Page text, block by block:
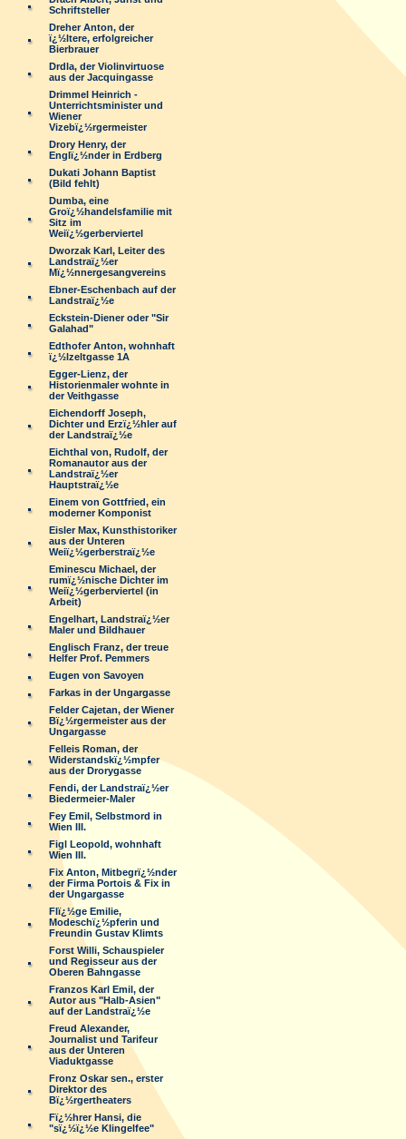
Schriftsteller
Dreher Anton, der
ï¿½ltere, erfolgreicher
Bierbrauer
Drdla, der Violinvirtuose
aus der Jacquingasse
Drimmel Heinrich -
Unterrichtsminister und
Wiener
Vizebï¿½rgermeister
Drory Henry, der
Englï¿½nder in Erdberg
Dukati Johann Baptist
(Bild fehlt)
Dumba, eine
Groï¿½handelsfamilie mit
Sitz im
Weiï¿½gerberviertel
Dworzak Karl, Leiter des
Landstraï¿½er
Mï¿½nnergesangvereins
Ebner-Eschenbach auf der
Landstraï¿½e
Eckstein-Diener oder "Sir
Galahad"
Edthofer Anton, wohnhaft
ï¿½lzeltgasse 1A
Egger-Lienz, der
Historienmaler wohnte in
der Veithgasse
Eichendorff Joseph,
Dichter und Erzï¿½hler auf
der Landstraï¿½e
Eichthal von, Rudolf, der
Romanautor aus der
Landstraï¿½er
Hauptstraï¿½e
Einem von Gottfried, ein
moderner Komponist
Eisler Max, Kunsthistoriker
aus der Unteren
Weiï¿½gerberstraï¿½e
Eminescu Michael, der
rumï¿½nische Dichter im
Weiï¿½gerberviertel (in
Arbeit)
Engelhart, Landstraï¿½er
Maler und Bildhauer
Englisch Franz, der treue
Helfer Prof. Pemmers
Eugen von Savoyen
Farkas in der Ungargasse
Felder Cajetan, der Wiener
Bï¿½rgermeister aus der
Ungargasse
Felleis Roman, der
Widerstandskï¿½mpfer
aus der Drorygasse
Fendi, der Landstraï¿½er
Biedermeier-Maler
Fey Emil, Selbstmord in
Wien III.
Figl Leopold, wohnhaft
Wien III.
Fix Anton, Mitbegrï¿½nder
der Firma Portois & Fix in
der Ungargasse
Flï¿½ge Emilie,
Modeschï¿½pferin und
Freundin Gustav Klimts
Forst Willi, Schauspieler
und Regisseur aus der
Oberen Bahngasse
Franzos Karl Emil, der
Autor aus "Halb-Asien"
auf der Landstraï¿½e
Freud Alexander,
Journalist und Tarifeur
aus der Unteren
Viaduktgasse
Fronz Oskar sen., erster
Direktor des
Bï¿½rgertheaters
Fï¿½hrer Hansi, die
"sï¿½ï¿½e Klingelfee"